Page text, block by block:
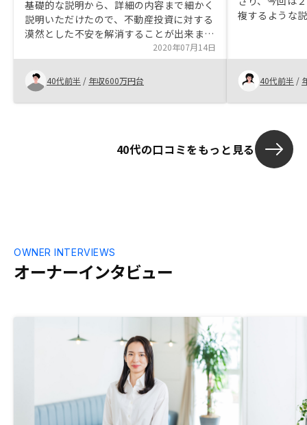
基礎的な説明から、詳細の内容まで細かく
説明いただけたので、不動産投資に対する
漠然とした不安を解消することが出来まし
た。 また収益計算の緻密さは他社にない
もので、とても信頼できるものだと感じ、
安心して購入の決断が出来ました。物件の
価格感、相場を知らない人などに対する説
明があると嬉しい
2020年07月14日
40代前半 / 年収600万円台
複するような
ていました。
40代前半 /
40代の口コミをもっと見る
オーナーインタビュー
OWNER INTERVIEWS